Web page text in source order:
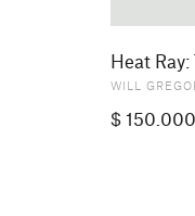
Heat
WILL
$ 150.000